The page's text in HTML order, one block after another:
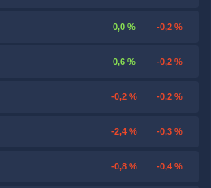
0,0 % -0,2 %
0,6 % -0,2 %
-0,2 % -0,2 %
-2,4 % -0,3 %
-0,8 % -0,4 %